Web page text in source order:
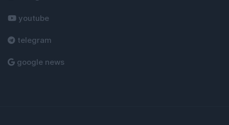
youtube
telegram
google news